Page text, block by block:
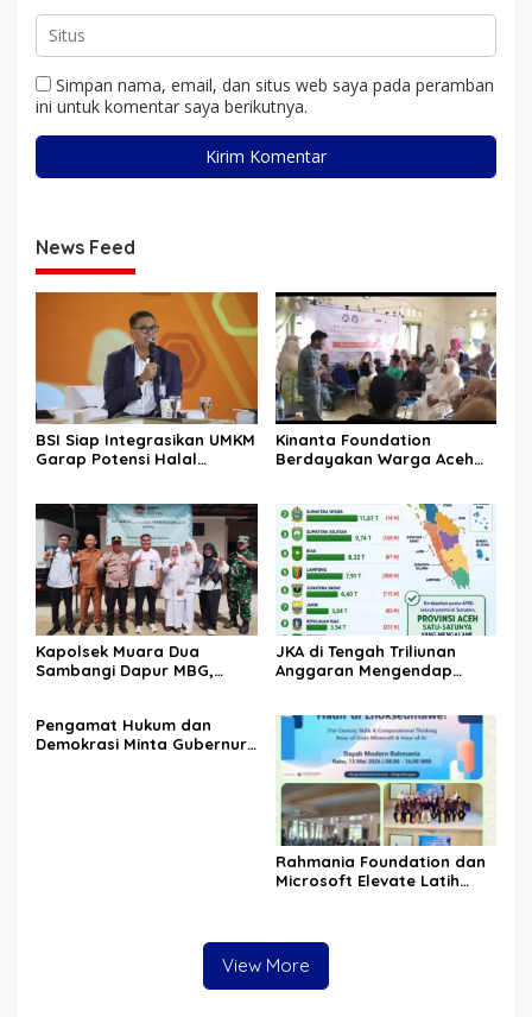
Simpan nama, email, dan situs web saya pada peramban
ini untuk komentar saya berikutnya.
News Feed
BSI Siap Integrasikan UMKM
Garap Potensi Halal
Kinanta Foundation
Berdayakan Warga Aceh
Kapolsek Muara Dua
Sambangi Dapur MBG,
Sesuai SOP
JKA di Tengah Triliunan
Anggaran Mengendap
pemerintah Aceh
‎Pengamat Hukum dan
Demokrasi Minta Gubernur
Rahmania Foundation dan
Microsoft Elevate Latih
View More